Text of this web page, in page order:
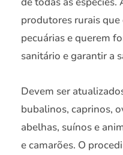
produtores rurais
pecuárias e querem
sanitário e garantir a
Devem ser
bubalinos, caprinos,
abelhas, suínos e
e camarões. O